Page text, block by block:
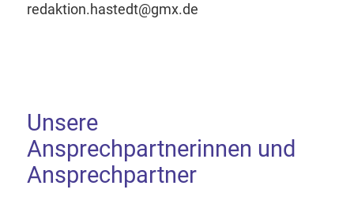
redaktion.hastedt@gmx.de
Unsere
Ansprechpartnerinnen und
Ansprechpartner